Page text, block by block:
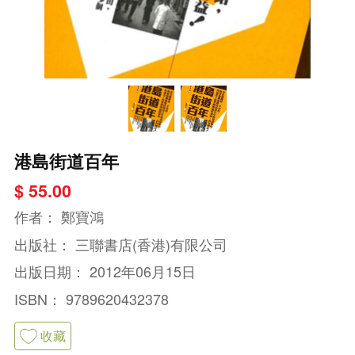
港島街道百年
$ 55.00
作者： 鄭寶鴻
出版社： 三聯書店(香港)有限公司
出版日期： 2012年06月15日
ISBN： 9789620432378
收藏